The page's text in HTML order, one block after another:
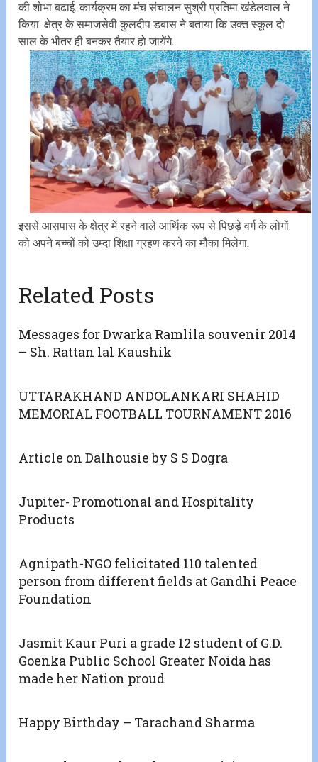
की शोभा बढाई. कार्यक्रम का मंच संचालन सुश्री प्रतिमा खंडेलवाल ने
किया. क्षेत्र के समाजसेवी कुलदीप डबास ने बताया कि उक्त स्कूल दो
साल के भीतर ही बनकर तैयार हो जायेंगे.
इससे आसपास के क्षेत्र में रहने वाले आर्थिक रूप से पिछड़े वर्ग के लोगों
को अपने बच्चों को उम्दा शिक्षा ग्रहण करने का मौका मिलेगा.
Related Posts
Messages for Dwarka Ramlila souvenir 2014
– Sh. Rattan lal Kaushik
UTTARAKHAND ANDOLANKARI SHAHID
MEMORIAL FOOTBALL TOURNAMENT 2016
Article on Dalhousie by S S Dogra
Jupiter- Promotional and Hospitality
Products
Agnipath-NGO felicitated 110 talented
person from different fields at Gandhi Peace
Foundation
Jasmit Kaur Puri a grade 12 student of G.D.
Goenka Public School Greater Noida has
made her Nation proud
Happy Birthday – Tarachand Sharma